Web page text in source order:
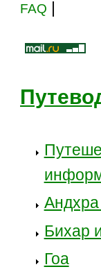
FAQ
Бихар
Гоа